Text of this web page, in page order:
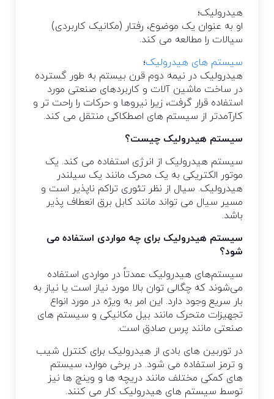
هیدرولیک؛
او به عنوان یک موضوع، رفتار (مکانیک کاربردی)
سیالات را مطالعه می کند.
سیستم های هیدرولیک؛
هیدرولیک در نیمه دوم قرن بیستم به طور گسترده
در ساخت ماشین آلات و کاربردهای صنعتی مورد
استفاده قرار گرفت، زیرا نیروها و حرکات را راحت تر و
کارآمدتر از سیستم های اصطکاکی منتقل می کند.
سیستم هیدرولیک چیست؟
سیستم هیدرولیک از انرژی استفاده می کند. یک
موتور الکتریکی به یک محرک مانند یک سیلندر
هیدرولیک. سیال از نظر تئوری تراکم ناپذیر است و
مسیر سیال می تواند مانند کابل برق انعطاف پذیر
باشد.
سیستم هیدرولیک برای چه مواردی استفاده می
شود؟
سیستم‌های هیدرولیک عمدتاً در مواردی استفاده
می‌شوند که چگالی توان بالا مورد نیاز است یا نیاز به
بار سریع وجود دارد. این امر به ویژه در مورد انواع
تجهیزات متحرک مانند بیل مکانیکی و سیستم های
صنعتی مانند پرس صادق است.
در توربین های بادی از هیدرولیک برای کنترل شیب
و ترمز استفاده می شود. در برخی موارد، سیستم
های کمکی مختلف مانند دریچه ها و وینچ ها نیز
توسط سیستم های هیدرولیک کار می کنند.